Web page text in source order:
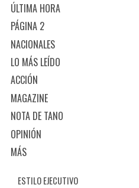
ÚLTIMA HORA
PÁGINA 2
NACIONALES
LO MÁS LEÍDO
ACCIÓN
MAGAZINE
NOTA DE TANO
OPINIÓN
MÁS
ESTILO EJECUTIVO